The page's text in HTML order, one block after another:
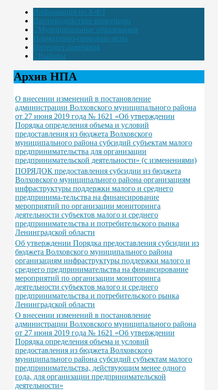
Информация по 8-ФЗ
Противодействие коррупции
Муниципальные образования
Нормативно-правовые акты
Интернет-приёмная
Выборы
Архив НПА
О внесении изменений в постановление
администрации Волховского муниципального района
от 27 июня 2019 года № 1621 «Об утверждении
Порядка определения объема и условий
предоставления из бюджета Волховского
муниципального района субсидий субъектам малого
предпринимательства для организации
предпринимательской деятельности» (с изменениями)
ПОРЯДОК предоставления субсидии из бюджета
Волховского муниципального района организациям
инфраструктуры поддержки малого и среднего
предпринима-тельства на финансирование
мероприятий по организации мониторинга
деятельности субъектов малого и среднего
предпринимательства и потребительского рынка
Ленинградской области
Об утверждении Порядка предоставления субсидии из
бюджета Волховского муниципального района
организациям инфраструктуры поддержки малого и
среднего предпринимательства на финансирование
мероприятий по организации мониторинга
деятельности субъектов малого и среднего
предпринимательства и потребительского рынка
Ленинградской области
О внесении изменений в постановление
администрации Волховского муниципального района
от 27 июня 2019 года № 1621 «Об утверждении
Порядка определения объема и условий
предоставления из бюджета Волховского
муниципального района субсидий субъектам малого
предпринимательства, действующим менее одного
года, для организации предпринимательской
деятельности»